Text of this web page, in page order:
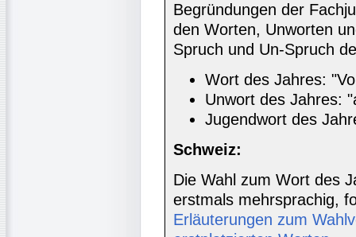
Begründungen der
den Worten, Unworten
Spruch und Un-Spruch
Wort des Jahres:
Unwort des Jahres:
Jugendwort des
Schweiz:
Die Wahl zum Wort des
erstmals mehrsprachig,
Erläuterungen zum